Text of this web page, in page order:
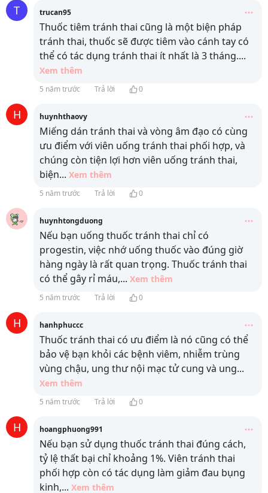
T trucan95
Thuốc tiêm tránh thai cũng là một biện pháp
tránh thai, thuốc sẽ được tiêm vào cánh tay có
thể có tác dụng tránh thai ít nhất là 3 tháng....
Xem thêm
5 năm trước Trả lời 0
H huynhthaovy
Miếng dán tránh thai và vòng âm đạo có cùng
ưu điểm với viên uống tránh thai phối hợp, và
chúng còn tiện lợi hơn viên uống tránh thai,
biện... Xem thêm
5 năm trước Trả lời 0
huynhtongduong
Nếu bạn uống thuốc tránh thai chỉ có
progestin, việc nhớ uống thuốc vào đúng giờ
hàng ngày là rất quan trọng. Thuốc tránh thai
có thể gây rỉ máu,... Xem thêm
5 năm trước Trả lời 0
H hanhphuccc
Thuốc tránh thai có ưu điểm là nó cũng có thể
bảo vệ bạn khỏi các bệnh viêm, nhiễm trùng
vùng chậu, ung thư nội mạc tử cung và ung...
Xem thêm
5 năm trước Trả lời 0
H hoangphuong991
Nếu bạn sử dụng thuốc tránh thai đúng cách,
tỷ lệ thất bại chỉ khoảng 1%. Viên tránh thai
phối hợp còn có tác dụng làm giảm đau bụng
kinh,... Xem thêm